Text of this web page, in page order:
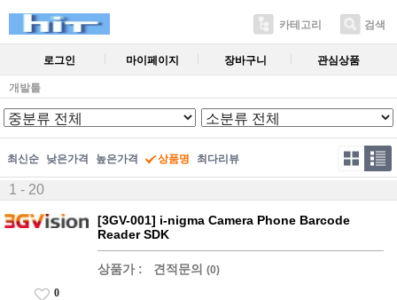
카테고리 검색
로그인 마이페이지 장바구니 관심상품
개발툴
최신순 낮은가격 높은가격 상품명 최다리뷰
1 - 20
[3GV-001] i-nigma Camera Phone Barcode
Reader SDK
상품가 : 견적문의 (0)
0